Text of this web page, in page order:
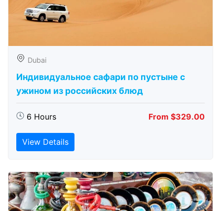
Dubai
Индивидуальное сафари по пустыне с
ужином из российских блюд
6 Hours From $329.00
View Details